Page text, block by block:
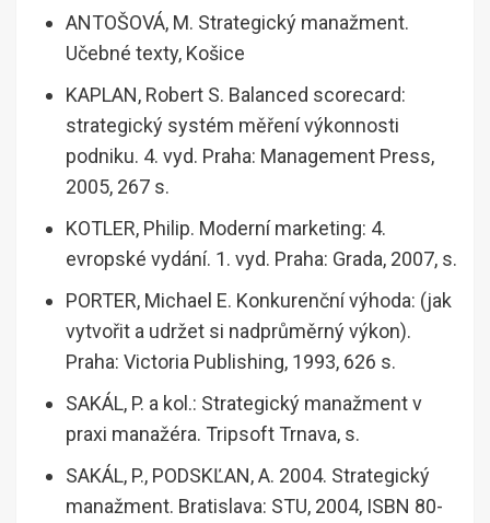
ANTOŠOVÁ, M. Strategický manažment.
Učebné texty, Košice
KAPLAN, Robert S. Balanced scorecard:
strategický systém měření výkonnosti
podniku. 4. vyd. Praha: Management Press,
2005, 267 s.
KOTLER, Philip. Moderní marketing: 4.
evropské vydání. 1. vyd. Praha: Grada, 2007, s.
PORTER, Michael E. Konkurenční výhoda: (jak
vytvořit a udržet si nadprůměrný výkon).
Praha: Victoria Publishing, 1993, 626 s.
SAKÁL, P. a kol.: Strategický manažment v
praxi manažéra. Tripsoft Trnava, s.
SAKÁL, P., PODSKĽAN, A. 2004. Strategický
manažment. Bratislava: STU, 2004, ISBN 80-